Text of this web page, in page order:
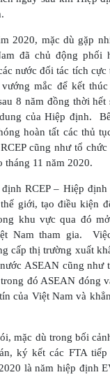
2020, mặc dù gặp
đã chủ động phối
nước đối tác tích
mắc để kết thúc
8 năm đồng thời
của Hiệp định.
hoàn tất các thủ
cũng như tổ
tháng 11 năm 2020.
RCEP – Hiệp
giới, tạo điều kiện
khu vực qua đó
Nam tham gia.
cấp thị trường xuất
ASEAN cũng như
đó ASEAN đóng
của Việt Nam và
mặc dù trong bối
ký kết các FTA
là năm hiệp định